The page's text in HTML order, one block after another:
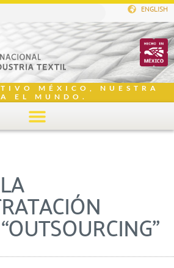
ENGLISH
MÉXICO, NUESTRA
EL MUNDO.